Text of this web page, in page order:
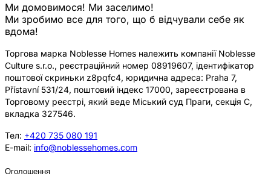
Ми домовимося! Ми заселимо!
Ми зробимо все для того, що б відчували себе як
вдома!
Торгова марка Noblesse Homes належить компанії Noblesse
Culture s.r.o., реєстраційний номер 08919607, ідентифікатор
поштової скриньки z8pqfc4, юридична адреса: Praha 7,
Přístavní 531/24, поштовий індекс 17000, зареєстрована в
Торговому реєстрі, який веде Міський суд Праги, секція C,
вкладка 327546.
Тел: +420 735 080 191
E-mail: info@noblessehomes.com
Оголошення